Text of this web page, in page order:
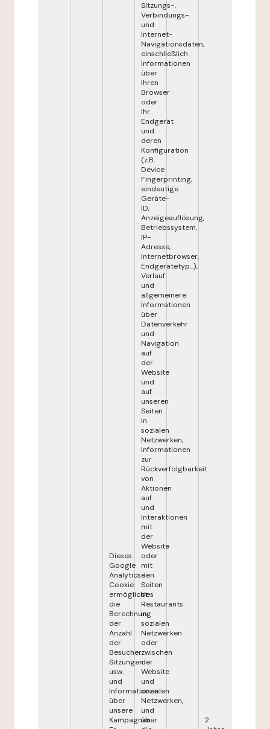
Dieses
Google
Analytics-
Cookie
ermöglicht
die
Berechnung
der
Anzahl
der
Besucher,
Sitzungen
usw.
und
Informationen
über
unsere
Kampagnen.
Sitzungs-,
Verbindungs-
und
Internet-
Navigationsdaten,
einschließlich
Informationen
über
Ihren
Browser
oder
Ihr
Endgerät
und
deren
Konfiguration
(z.B.
Device
Fingerprinting,
eindeutige
Geräte-
ID,
Anzeigeauflösung,
Betriebssystem,
IP-
Adresse,
Internetbrowser,
Endgerätetyp...),
Verlauf
und
allgemeinere
Informationen
über
Datenverkehr
und
Navigation
auf
der
Website
und
auf
unseren
Seiten
in
sozialen
Netzwerken,
Informationen
zur
Rückverfolgbarkeit
von
Aktionen
auf
und
Interaktionen
mit
der
Website
oder
mit
den
Seiten
des
Restaurants
in
sozialen
Netzwerken
oder
zwischen
der
Website
und
sozialen
Netzwerken,
und
über
2